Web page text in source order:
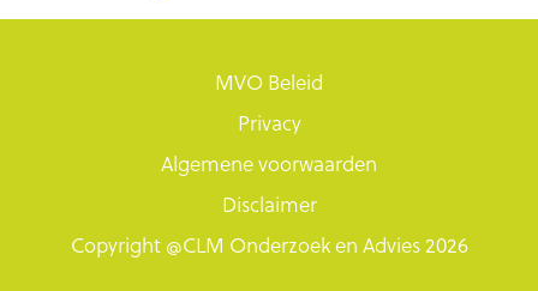
MVO Beleid
Privacy
Algemene voorwaarden
Disclaimer
Copyright @CLM Onderzoek en Advies 2026